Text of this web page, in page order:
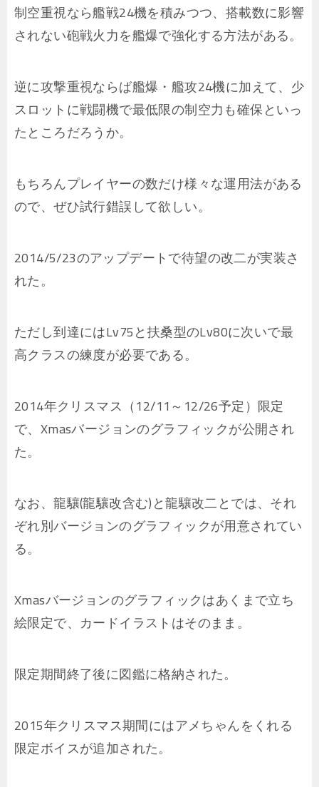
制空重視なら艦戦24機を積みつつ、搭載数に影響
されない砲戦火力を艦爆で強化する方法がある。
逆に攻撃重視ならば艦爆・艦攻24機に加えて、少
スロットに戦闘機で最低限の制空力も確保といっ
たところだろうか。
もちろんプレイヤーの数だけ様々な運用法がある
ので、ぜひ試行錯誤して欲しい。
2014/5/23のアップデートで待望の改二が実装さ
れた。
ただし到達にはLv75と扶桑型のLv80に次いで最
高クラスの練度が必要である。
2014年クリスマス（12/11～12/26予定）限定
で、Xmasバージョンのグラフィックが公開され
た。
なお、龍驤(龍驤改含む)と龍驤改二とでは、それ
ぞれ別バージョンのグラフィックが用意されてい
る。
Xmasバージョンのグラフィックはあくまで立ち
絵限定で、カードイラストはそのまま。
限定期間終了後に図鑑に格納された。
2015年クリスマス期間にはアメちゃんをくれる
限定ボイスが追加された。